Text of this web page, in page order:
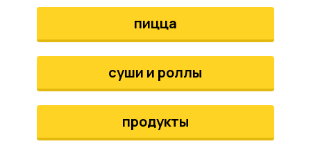
пицца
суши и роллы
продукты